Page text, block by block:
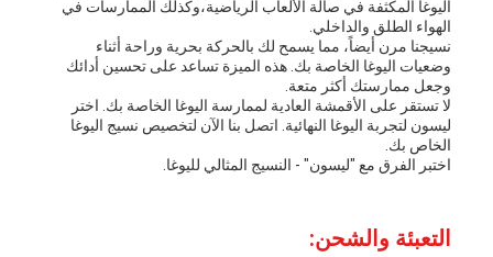
اليوغا المكثفة في صالة الألعاب الرياضية،وكذلك الممارسات في
الهواء الطلق والداخلي.
نسيجنا مرن أيضاً، مما يسمح لك بالحركة بحرية وراحة أثناء
وضعيات اليوغا الخاصة بك. هذه الميزة تساعد على تحسين أدائك
وجعل ممارستك أكثر متعة.
لا تستقر على الأقمشة العادية لممارسة اليوغا الخاصة بك. اختر
ليسون لتجربة اليوغا النهائية. اتصل بنا الآن لتخصيص نسيج اليوغا
الخاص بك.
اختبر الفرق مع "ليسون" - النسيج المثالي لليوغا.
التعبئة والشحن: